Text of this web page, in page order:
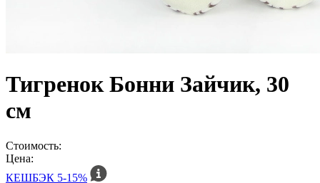
Тигренок Бонни Зайчик, 30
см
Стоимость:
Цена:
КЕШБЭК 5-15%